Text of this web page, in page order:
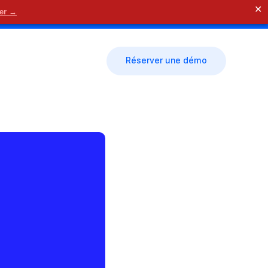
→ ✕
🗓 Nous contacter
Réserver une démo